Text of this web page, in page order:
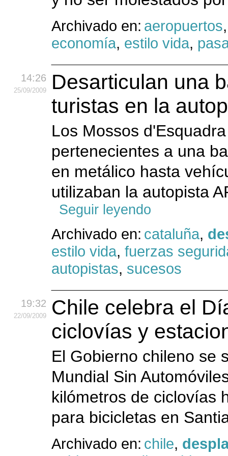
Archivado en: aeropuertos
economía, estilo vida,
14:26
25/09/2009
Desarticulan una
turistas en la
Los Mossos
pertenecientes a una
en metálico hasta
utilizaban la autopista
Seguir leyendo
Archivado en: cataluña,
estilo vida, fuerzas
autopistas, sucesos
19:32
22/09/2009
Chile celebra el
ciclovías y
El Gobierno chileno se
Mundial Sin
kilómetros de ciclovías
para bicicletas en
Archivado en: chile,